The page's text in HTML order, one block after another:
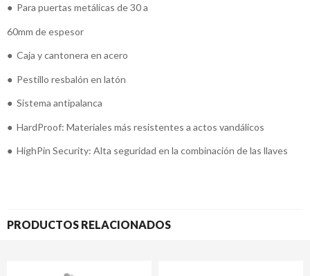
● Para puertas metálicas de 30 a
60mm de espesor
● Caja y cantonera en acero
● Pestillo resbalón en latón
● Sistema antipalanca
● HardProof: Materiales más resistentes a actos vandálicos
● HighPin Security: Alta seguridad en la combinación de las llaves
PRODUCTOS RELACIONADOS